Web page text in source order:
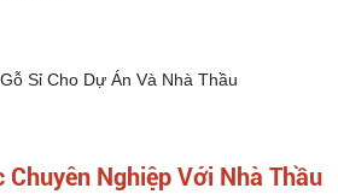
Chuyên Nghiệp Với Nhà Thầu